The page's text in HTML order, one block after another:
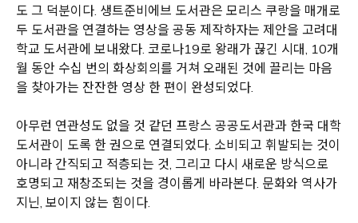
도 그 덕분이다. 생트준비에브 도서관은 모리스 쿠랑을 매개로
두 도서관을 연결하는 영상을 공동 제작하자는 제안을 고려대
학교 도서관에 보내왔다. 코로나19로 왕래가 끊긴 시대, 10개
월 동안 수십 번의 화상회의를 거쳐 오래된 것에 끌리는 마음
을 찾아가는 잔잔한 영상 한 편이 완성되었다.
아무런 연관성도 없을 것 같던 프랑스 공공도서관과 한국 대학
도서관이 도록 한 권으로 연결되었다. 소비되고 휘발되는 것이
아니라 간직되고 적층되는 것, 그리고 다시 새로운 방식으로
호명되고 재창조되는 것을 경이롭게 바라본다. 문화와 역사가
지닌, 보이지 않는 힘이다.